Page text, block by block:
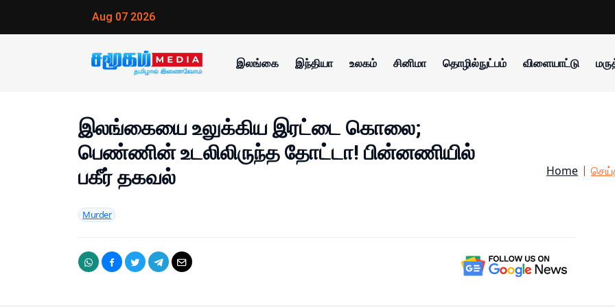
Aug 07 2026
இலங்கை இந்தியா உலகம் சினிமா தொழில்நுட்பம் விளையாட்டு
இலங்கையை உலுக்கிய இரட்டை கொலை;
பெண்ணின் உடலிலிருந்த தோட்டா! பின்னணியில்
பகீர் தகவல்
Murder
Home